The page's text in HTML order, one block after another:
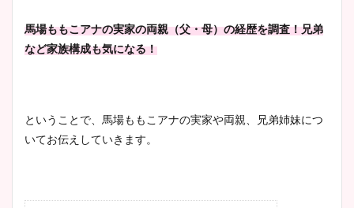
馬場ももこアナの実家の両親（父・母）の経歴を調査！兄弟
など家族構成も気になる！
ということで、馬場ももこアナの実家や両親、兄弟姉妹につ
いてお伝えしていきます。